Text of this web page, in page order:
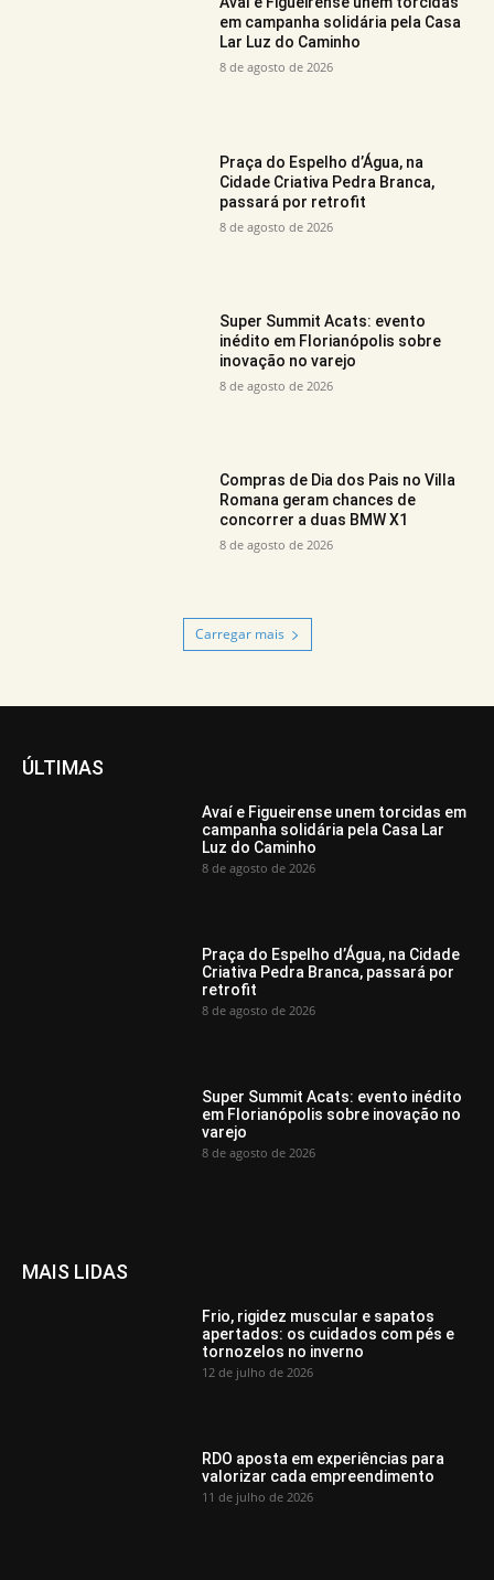
em campanha solidária pela Casa
Lar Luz do Caminho
8 de agosto de 2026
Praça do Espelho d’Água, na
Cidade Criativa Pedra Branca,
passará por retrofit
8 de agosto de 2026
Super Summit Acats: evento
inédito em Florianópolis sobre
inovação no varejo
8 de agosto de 2026
Compras de Dia dos Pais no Villa
Romana geram chances de
concorrer a duas BMW X1
8 de agosto de 2026
Carregar mais
ÚLTIMAS
Avaí e Figueirense unem torcidas em
campanha solidária pela Casa Lar
Luz do Caminho
8 de agosto de 2026
Praça do Espelho d’Água, na Cidade
Criativa Pedra Branca, passará por
retrofit
8 de agosto de 2026
Super Summit Acats: evento inédito
em Florianópolis sobre inovação no
varejo
8 de agosto de 2026
MAIS LIDAS
Frio, rigidez muscular e sapatos
apertados: os cuidados com pés e
tornozelos no inverno
12 de julho de 2026
RDO aposta em experiências para
valorizar cada empreendimento
11 de julho de 2026